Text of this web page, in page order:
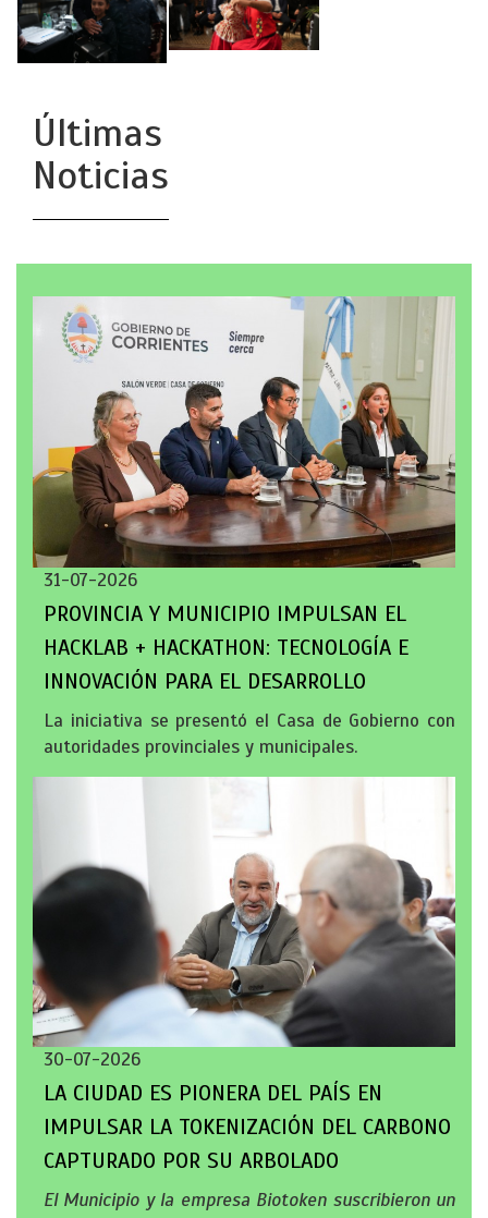
Últimas
Noticias
31-07-2026
PROVINCIA Y MUNICIPIO IMPULSAN EL
HACKLAB + HACKATHON: TECNOLOGÍA E
INNOVACIÓN PARA EL DESARROLLO
La iniciativa se presentó el Casa de Gobierno con
autoridades provinciales y municipales.
30-07-2026
LA CIUDAD ES PIONERA DEL PAÍS EN
IMPULSAR LA TOKENIZACIÓN DEL CARBONO
CAPTURADO POR SU ARBOLADO
El Municipio y la empresa Biotoken suscribieron un